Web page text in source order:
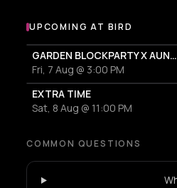
More events at BIRD
UPCOMING AT BIRD
GARDEN BLOCKPARTY X AUNT RECORDS
Fri, 7 Aug @ 3:00 PM
EXTRA TIME
Sat, 8 Aug @ 11:00 PM
COMMON QUESTIONS